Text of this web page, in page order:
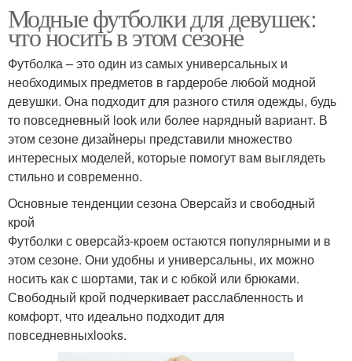
Модные футболки для девушек:
что носить в этом сезоне
Футболка – это один из самых универсальных и
необходимых предметов в гардеробе любой модной
девушки. Она подходит для разного стиля одежды, будь
то повседневный look или более нарядный вариант. В
этом сезоне дизайнеры представили множество
интересных моделей, которые помогут вам выглядеть
стильно и современно.
Основные тенденции сезона Оверсайз и свободный
крой
Футболки с оверсайз-кроем остаются популярными и в
этом сезоне. Они удобны и универсальны, их можно
носить как с шортами, так и с юбкой или брюками.
Свободный крой подчеркивает расслабленность и
комфорт, что идеально подходит для
повседневныхlooks.